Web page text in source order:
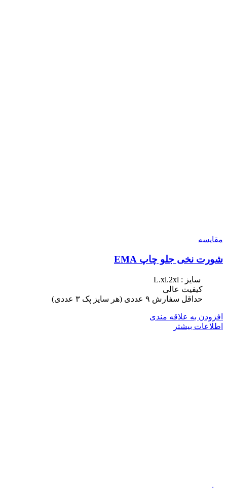
مقایسه
شورت نخی جلو چاپ EMA
سایز : L.xl.2xl
کیفیت عالی
حداقل سفارش ٩ عددی (هر سایز پک ٣ عددی)
افزودن به علاقه مندی
اطلاعات بیشتر